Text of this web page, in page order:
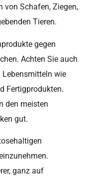
von Schafen, Ziegen,
Tieren.
gegen
Achten Sie auch
wie
Fertigprodukten.
den meisten
gut.
ganz auf